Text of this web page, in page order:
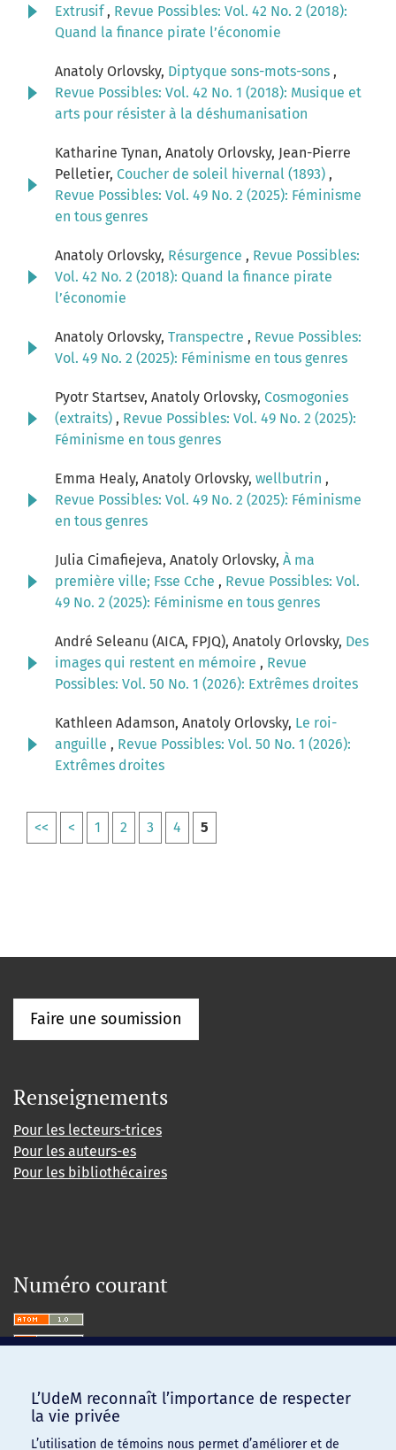
Extrusif, Revue Possibles: Vol. 42 No. 2 (2018):
Quand la finance pirate l’économie
Anatoly Orlovsky, Diptyque sons-mots-sons ,
Revue Possibles: Vol. 42 No. 1 (2018): Musique et
arts pour résister à la déshumanisation
Katharine Tynan, Anatoly Orlovsky, Jean-Pierre
Pelletier, Coucher de soleil hivernal (1893) ,
Revue Possibles: Vol. 49 No. 2 (2025): Féminisme
en tous genres
Anatoly Orlovsky, Résurgence , Revue Possibles:
Vol. 42 No. 2 (2018): Quand la finance pirate
l’économie
Anatoly Orlovsky, Transpectre , Revue Possibles:
Vol. 49 No. 2 (2025): Féminisme en tous genres
Pyotr Startsev, Anatoly Orlovsky, Cosmogonies
(extraits) , Revue Possibles: Vol. 49 No. 2 (2025):
Féminisme en tous genres
Emma Healy, Anatoly Orlovsky, wellbutrin ,
Revue Possibles: Vol. 49 No. 2 (2025): Féminisme
en tous genres
Julia Cimafiejeva, Anatoly Orlovsky, À ma
première ville; Fsse Cche , Revue Possibles: Vol.
49 No. 2 (2025): Féminisme en tous genres
André Seleanu (AICA, FPJQ), Anatoly Orlovsky, Des
images qui restent en mémoire , Revue
Possibles: Vol. 50 No. 1 (2026): Extrêmes droites
Kathleen Adamson, Anatoly Orlovsky, Le roi-
anguille , Revue Possibles: Vol. 50 No. 1 (2026):
Extrêmes droites
<< < 1 2 3 4 5
Faire une soumission
Renseignements
Pour les lecteurs-trices
Pour les auteurs-es
Pour les bibliothécaires
Numéro courant
L’UdeM reconnaît l’importance de respecter
la vie privée
L’utilisation de témoins nous permet d’améliorer et de